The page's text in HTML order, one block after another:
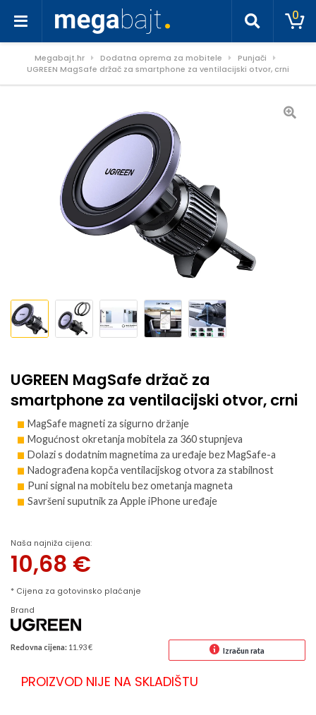
0
Megabajt.hr Dodatna oprema za mobitele
Punjači
UGREEN MagSafe držač za smartphone za ventilacijski otvor, crni
UGREEN MagSafe držač za
smartphone za ventilacijski otvor, crni
MagSafe magneti za sigurno držanje
Mogućnost okretanja mobitela za 360 stupnjeva
Dolazi s dodatnim magnetima za uređaje bez MagSafe-a
Nadograđena kopča ventilacijskog otvora za stabilnost
Puni signal na mobitelu bez ometanja magneta
Savršeni suputnik za Apple iPhone uređaje
Naša najniža cijena:
10,68 €
* Cijena za gotovinsko plaćanje
Brand
Redovna cijena: 11.93 € Izračun rata
PROIZVOD NIJE NA SKLADIŠTU